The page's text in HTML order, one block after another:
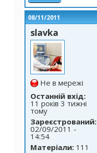
08/11/2011
slavka
Не в мережі
Останній вхід:
11 років 3 тижні
тому
Зареєстрований:
02/09/2011 -
14:54
Матеріали: 111